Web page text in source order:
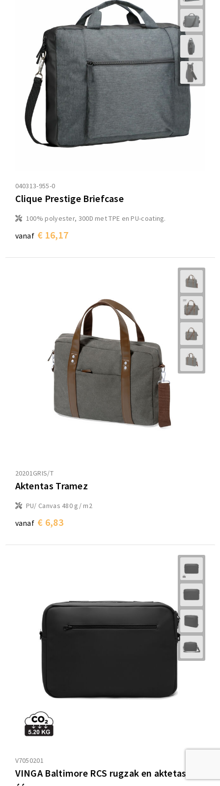
040313-955-0
Clique Prestige Briefcase
100% polyester, 300D met TPE en PU-coating.
vanaf € 16,17
20201GRIS/T
Aktentas Tramez
PU/ Canvas 480 g/ m2
vanaf € 6,83
V7050201
VINGA Baltimore RCS rugzak en aktetas in